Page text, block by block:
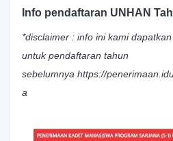
Info pendaftaran UNHAN
*disclaimer : info ini kami
untuk pendaftaran tahun
sebelumnya https://
a